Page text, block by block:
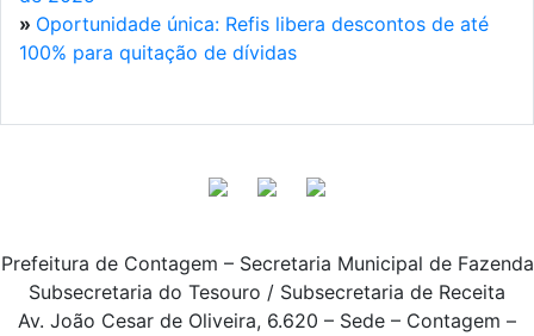
» Oportunidade única: Refis libera descontos de até
100% para quitação de dívidas
Prefeitura de Contagem – Secretaria Municipal de Fazenda
Subsecretaria do Tesouro / Subsecretaria de Receita
Av. João Cesar de Oliveira, 6.620 – Sede – Contagem –